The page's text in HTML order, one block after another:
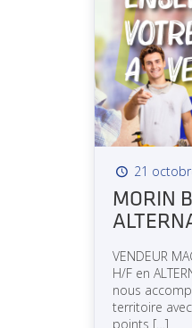
21
MORIN
VENDEUR
H/F en
nous
territoire
points […]